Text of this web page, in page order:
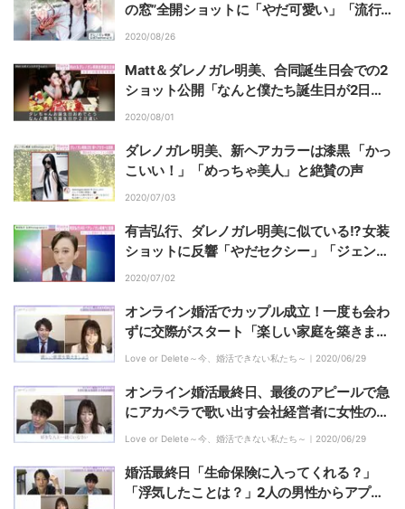
の窓”全開ショットに「やだ可愛い」「流行
ファッションかと思った」の声
2020/08/26
Matt＆ダレノガレ明美、合同誕生日会での2
ショット公開「なんと僕たち誕生日が2日違
い」「来年もお祝いしようね」
2020/08/01
ダレノガレ明美、新ヘアカラーは漆黒 「かっ
こいい！」「めっちゃ美人」と絶賛の声
2020/07/03
有吉弘行、ダレノガレ明美に似ている!? 女装
ショットに反響「やだセクシー」「ジェンヌ
感」
2020/07/02
オンライン婚活でカップル成立！一度も会わ
ずに交際がスタート「楽しい家庭を築きまし
ょう」
Love or Delete～今、婚活できない私たち～｜ 2020/06/29
オンライン婚活最終日、最後のアピールで急
にアカペラで歌い出す会社経営者に女性の反
応は？
Love or Delete～今、婚活できない私たち～｜ 2020/06/29
婚活最終日「生命保険に入ってくれる？」
「浮気したことは？」2人の男性からアプロ